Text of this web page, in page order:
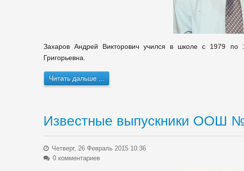
Захаров Андрей Викторович учился в школе с 1979 по
Григорьевна.
Читать дальше ...
Известные выпускники ООШ
Четверг, 26 Февраль 2015 10:36
0 комментариев